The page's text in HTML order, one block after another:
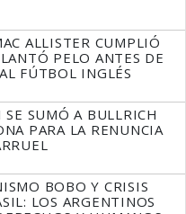
ALLISTER CUMPLIÓ
PELO ANTES DE
FÚTBOL INGLÉS
SE SUMÓ A BULLRICH
PARA LA RENUNCIA
BOBO Y CRISIS
LOS ARGENTINOS